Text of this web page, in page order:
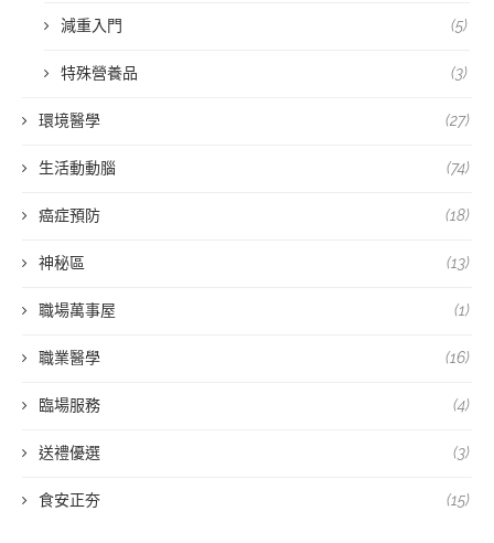
減重入門 (5)
特殊營養品 (3)
環境醫學 (27)
生活動動腦 (74)
癌症預防 (18)
神秘區 (13)
職場萬事屋 (1)
職業醫學 (16)
臨場服務 (4)
送禮優選 (3)
食安正夯 (15)